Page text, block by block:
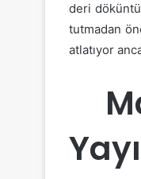
deri
tutmadan
atlatıyor